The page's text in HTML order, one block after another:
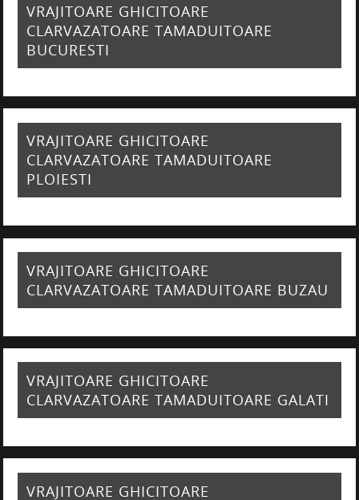
VRAJITOARE GHICITOARE
CLARVAZATOARE TAMADUITOARE
BUCURESTI
VRAJITOARE GHICITOARE
CLARVAZATOARE TAMADUITOARE
PLOIESTI
VRAJITOARE GHICITOARE
CLARVAZATOARE TAMADUITOARE BUZAU
VRAJITOARE GHICITOARE
CLARVAZATOARE TAMADUITOARE GALATI
VRAJITOARE GHICITOARE